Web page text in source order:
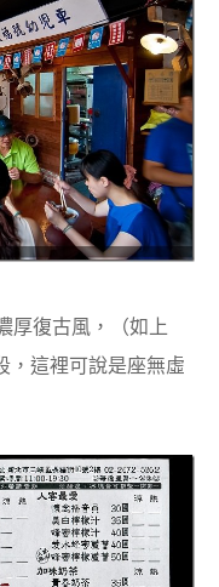
厚復古風，（如上
，這裡可說是座無虛